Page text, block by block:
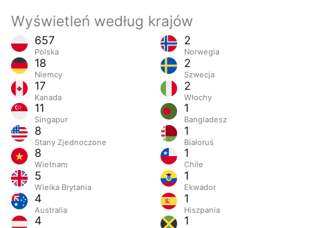
Wyświetleń według krajów
657
Polska
18
Niemcy
17
Kanada
11
Singapur
8
Stany Zjednoczone
8
Wietnam
5
Wielka Brytania
4
Australia
4
2
Norwegia
2
Szwecja
2
Włochy
1
Bangladesz
1
Białoruś
1
Chile
1
Ekwador
1
Hiszpania
1